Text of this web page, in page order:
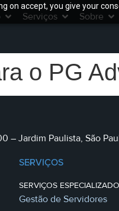
on accept, you give your
Serviços Sobre
o PG
– Jardim Paulista, São
SERVIÇOS
SERVIÇOS
Gestão de Servidores